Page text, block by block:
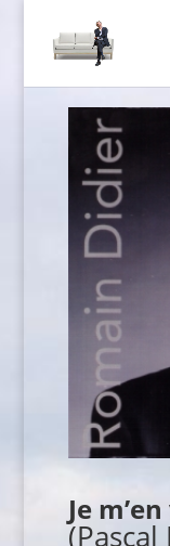
Je
(Pascal